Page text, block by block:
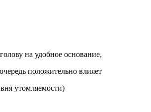
на удобное основание,
положительно влияет
утомляемости)